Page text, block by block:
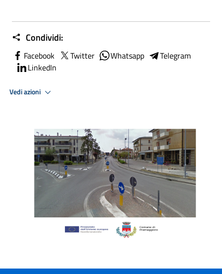
Condividi:
Facebook Twitter Whatsapp
Telegram
LinkedIn
Vedi azioni